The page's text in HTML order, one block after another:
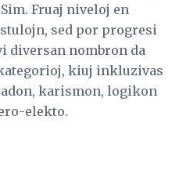
Fruaj niveloj en
sed por progresi
diversan nombron da
kiuj inkluzivas
karismon, logikon
elekto.